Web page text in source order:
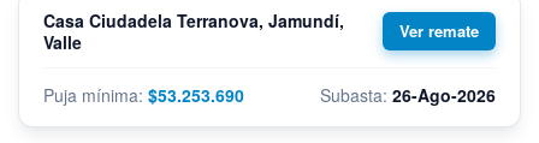
$53.253.690
Casa Ciudadela Terranova, Jamundí,
Valle
26-Ago-2026